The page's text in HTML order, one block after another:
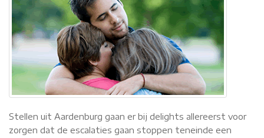
Stellen uit Aardenburg gaan er bij delights allereerst voor
zorgen dat de escalaties gaan stoppen teneinde een